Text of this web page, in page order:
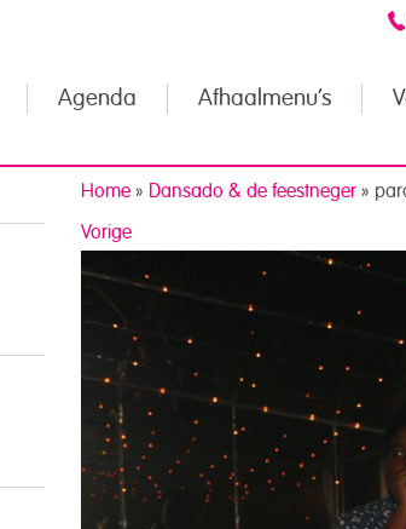
Agenda Afhaalmenu’s
Home » Dansado & de feestneger »
Vorige